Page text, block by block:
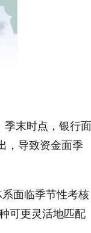
末时点，银行面
，导致资金面季
面临季节性考核
可更灵活地匹配